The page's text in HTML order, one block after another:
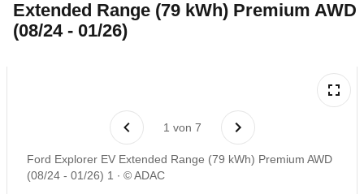
Technische Daten
Rückrufe & Mängel
Extended Range (79 kWh) Premium AWD
(08/24 - 01/26)
1 von 7
Ford Explorer EV Extended Range (79 kWh) Premium AWD
(08/24 - 01/26) 1
© ADAC